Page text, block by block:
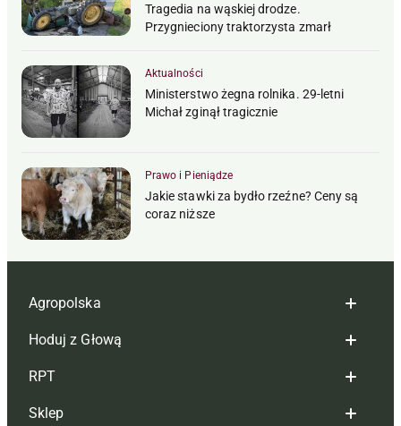
Tragedia na wąskiej drodze.
Przygnieciony traktorzysta zmarł
Aktualności
Ministerstwo żegna rolnika. 29-letni
Michał zginął tragicznie
Prawo i Pieniądze
Jakie stawki za bydło rzeźne? Ceny są
coraz niższe
Agropolska
Redakcja
Reklama
Tagi
Hoduj z Głową
Hoduj z głową bydło
Hoduj z głową świnie
RPT
Redakcja
Sklep